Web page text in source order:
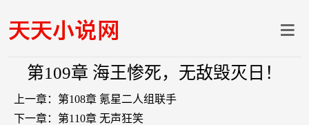
第109章 海王惨死，无敌毁灭日！
上一章： 第108章 氪星二人组联手
下一章： 第110章 无声狂笑